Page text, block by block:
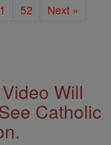
52 Next »
Will
Catholic